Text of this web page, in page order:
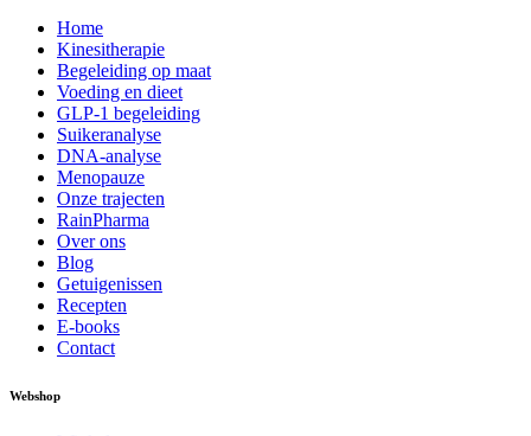
Home
Kinesitherapie
Begeleiding op maat
Voeding en dieet
GLP-1 begeleiding
Suikeranalyse
DNA-analyse
Menopauze
Onze trajecten
RainPharma
Over ons
Blog
Getuigenissen
Recepten
E-books
Contact
Webshop